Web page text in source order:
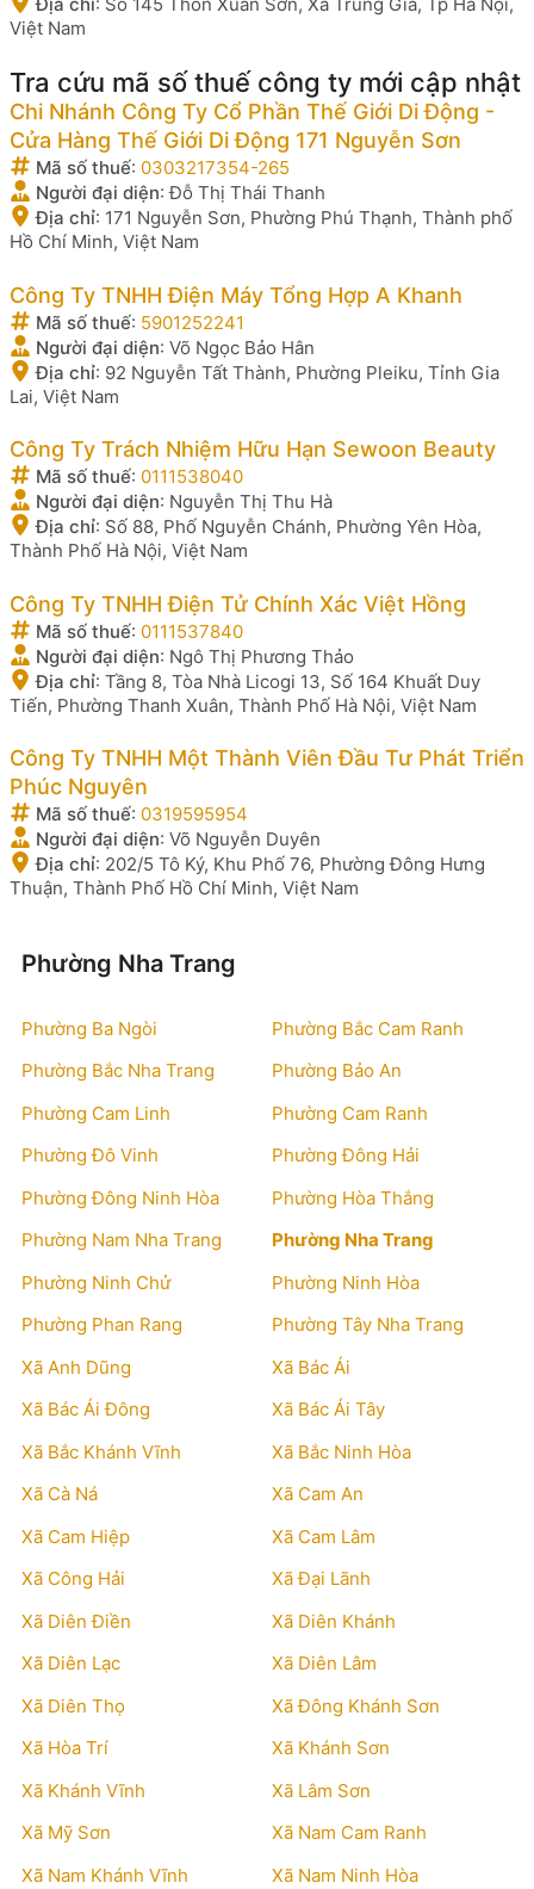
Việt Nam
Tra cứu mã số thuế công ty mới cập nhật
Chi Nhánh Công Ty Cổ Phần Thế Giới Di Động -
Cửa Hàng Thế Giới Di Động 171 Nguyễn Sơn
Mã số thuế: 0303217354-265
Người đại diện:Đỗ Thị Thái Thanh
Địa chỉ: 171 Nguyễn Sơn, Phường Phú Thạnh, Thành phố
Hồ Chí Minh, Việt Nam
Công Ty TNHH Điện Máy Tổng Hợp A Khanh
Mã số thuế: 5901252241
Người đại diện: Võ Ngọc Bảo Hân
Địa chỉ: 92 Nguyễn Tất Thành, Phường Pleiku, Tỉnh Gia
Lai, Việt Nam
Công Ty Trách Nhiệm Hữu Hạn Sewoon Beauty
Mã số thuế: 0111538040
Người đại diện: Nguyễn Thị Thu Hà
Địa chỉ: Số 88, Phố Nguyễn Chánh, Phường Yên Hòa,
Thành Phố Hà Nội, Việt Nam
Công Ty TNHH Điện Tử Chính Xác Việt Hồng
Mã số thuế: 0111537840
Người đại diện: Ngô Thị Phương Thảo
Địa chỉ: Tầng 8, Tòa Nhà Licogi 13, Số 164 Khuất Duy
Tiến, Phường Thanh Xuân, Thành Phố Hà Nội, Việt Nam
Công Ty TNHH Một Thành Viên Đầu Tư Phát Triển
Phúc Nguyên
Mã số thuế: 0319595954
Người đại diện: Võ Nguyễn Duyên
Địa chỉ: 202/5 Tô Ký, Khu Phố 76, Phường Đông Hưng
Thuận, Thành Phố Hồ Chí Minh, Việt Nam
Phường Nha Trang
Phường Ba Ngòi
Phường Bắc Cam Ranh
Phường Bắc Nha Trang
Phường Bảo An
Phường Cam Linh
Phường Cam Ranh
Phường Đô Vinh
Phường Đông Hải
Phường Đông Ninh Hòa
Phường Hòa Thắng
Phường Nam Nha Trang
Phường Nha Trang
Phường Ninh Chử
Phường Ninh Hòa
Phường Phan Rang
Phường Tây Nha Trang
Xã Anh Dũng
Xã Bác Ái
Xã Bác Ái Đông
Xã Bác Ái Tây
Xã Bắc Khánh Vĩnh
Xã Bắc Ninh Hòa
Xã Cà Ná
Xã Cam An
Xã Cam Hiệp
Xã Cam Lâm
Xã Công Hải
Xã Đại Lãnh
Xã Diên Điền
Xã Diên Khánh
Xã Diên Lạc
Xã Diên Lâm
Xã Diên Thọ
Xã Đông Khánh Sơn
Xã Hòa Trí
Xã Khánh Sơn
Xã Khánh Vĩnh
Xã Lâm Sơn
Xã Mỹ Sơn
Xã Nam Cam Ranh
Xã Nam Khánh Vĩnh
Xã Nam Ninh Hòa